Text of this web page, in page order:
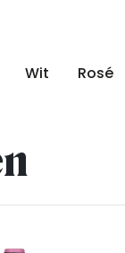
Wit Rosé